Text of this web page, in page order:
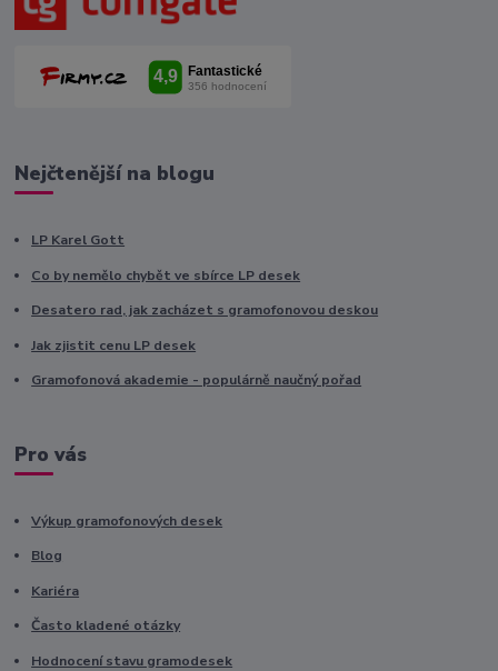
Nejčtenější na blogu
LP Karel Gott
Co by nemělo chybět ve sbírce LP desek
Desatero rad, jak zacházet s gramofonovou deskou
Jak zjistit cenu LP desek
Gramofonová akademie - populárně naučný pořad
Pro vás
Výkup gramofonových desek
Blog
Kariéra
Často kladené otázky
Hodnocení stavu gramodesek